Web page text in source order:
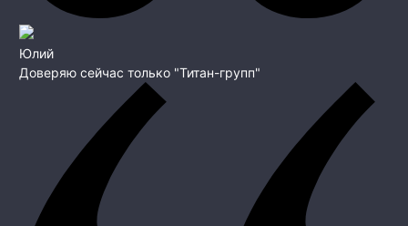
Юлий
Доверяю сейчас только "Титан-групп"